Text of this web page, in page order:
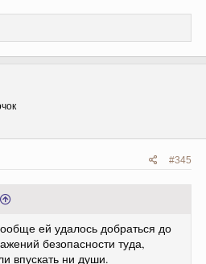
post/698328311996252160/embed #345
ей удалось добраться до
безопасности туда,
впускать ни души.